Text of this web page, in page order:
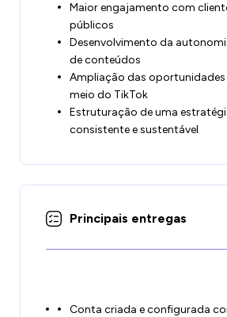
Maior engajamento com
públicos
Desenvolvimento da
de conteúdos
Ampliação das oportunidades
meio do TikTok
Estruturação de uma
consistente e sustentável
Principais entregas
Conta criada e configurada